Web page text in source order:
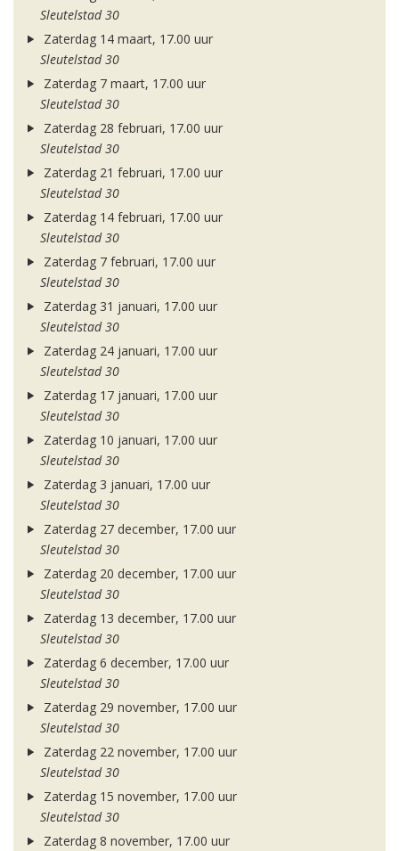
Sleutelstad 30
Zaterdag 14 maart, 17.00 uur
Sleutelstad 30
Zaterdag 7 maart, 17.00 uur
Sleutelstad 30
Zaterdag 28 februari, 17.00 uur
Sleutelstad 30
Zaterdag 21 februari, 17.00 uur
Sleutelstad 30
Zaterdag 14 februari, 17.00 uur
Sleutelstad 30
Zaterdag 7 februari, 17.00 uur
Sleutelstad 30
Zaterdag 31 januari, 17.00 uur
Sleutelstad 30
Zaterdag 24 januari, 17.00 uur
Sleutelstad 30
Zaterdag 17 januari, 17.00 uur
Sleutelstad 30
Zaterdag 10 januari, 17.00 uur
Sleutelstad 30
Zaterdag 3 januari, 17.00 uur
Sleutelstad 30
Zaterdag 27 december, 17.00 uur
Sleutelstad 30
Zaterdag 20 december, 17.00 uur
Sleutelstad 30
Zaterdag 13 december, 17.00 uur
Sleutelstad 30
Zaterdag 6 december, 17.00 uur
Sleutelstad 30
Zaterdag 29 november, 17.00 uur
Sleutelstad 30
Zaterdag 22 november, 17.00 uur
Sleutelstad 30
Zaterdag 15 november, 17.00 uur
Sleutelstad 30
Zaterdag 8 november, 17.00 uur